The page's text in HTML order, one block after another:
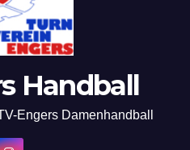
Handball
Engers Damenhandball